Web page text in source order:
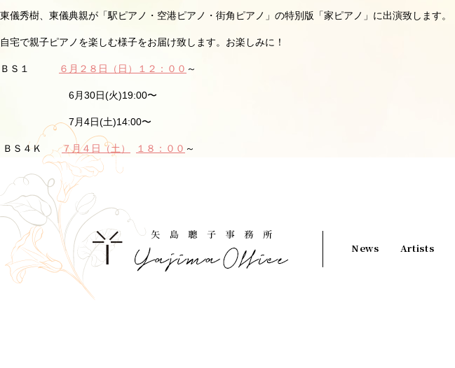
東儀秀樹、東儀典親が「駅ピアノ・空港ピアノ・街角ピアノ」の特別版「家ピアノ」に出演致します。
自宅で親子ピアノを楽しむ様子をお届け致します。お楽しみに！
ＢＳ１ ６月２８日（日）１２：００ ～
6月30日(火)19:00〜
7月4日(土)14:00〜
ＢＳ４Ｋ７月４日（土） １８：００ ～
News Artists